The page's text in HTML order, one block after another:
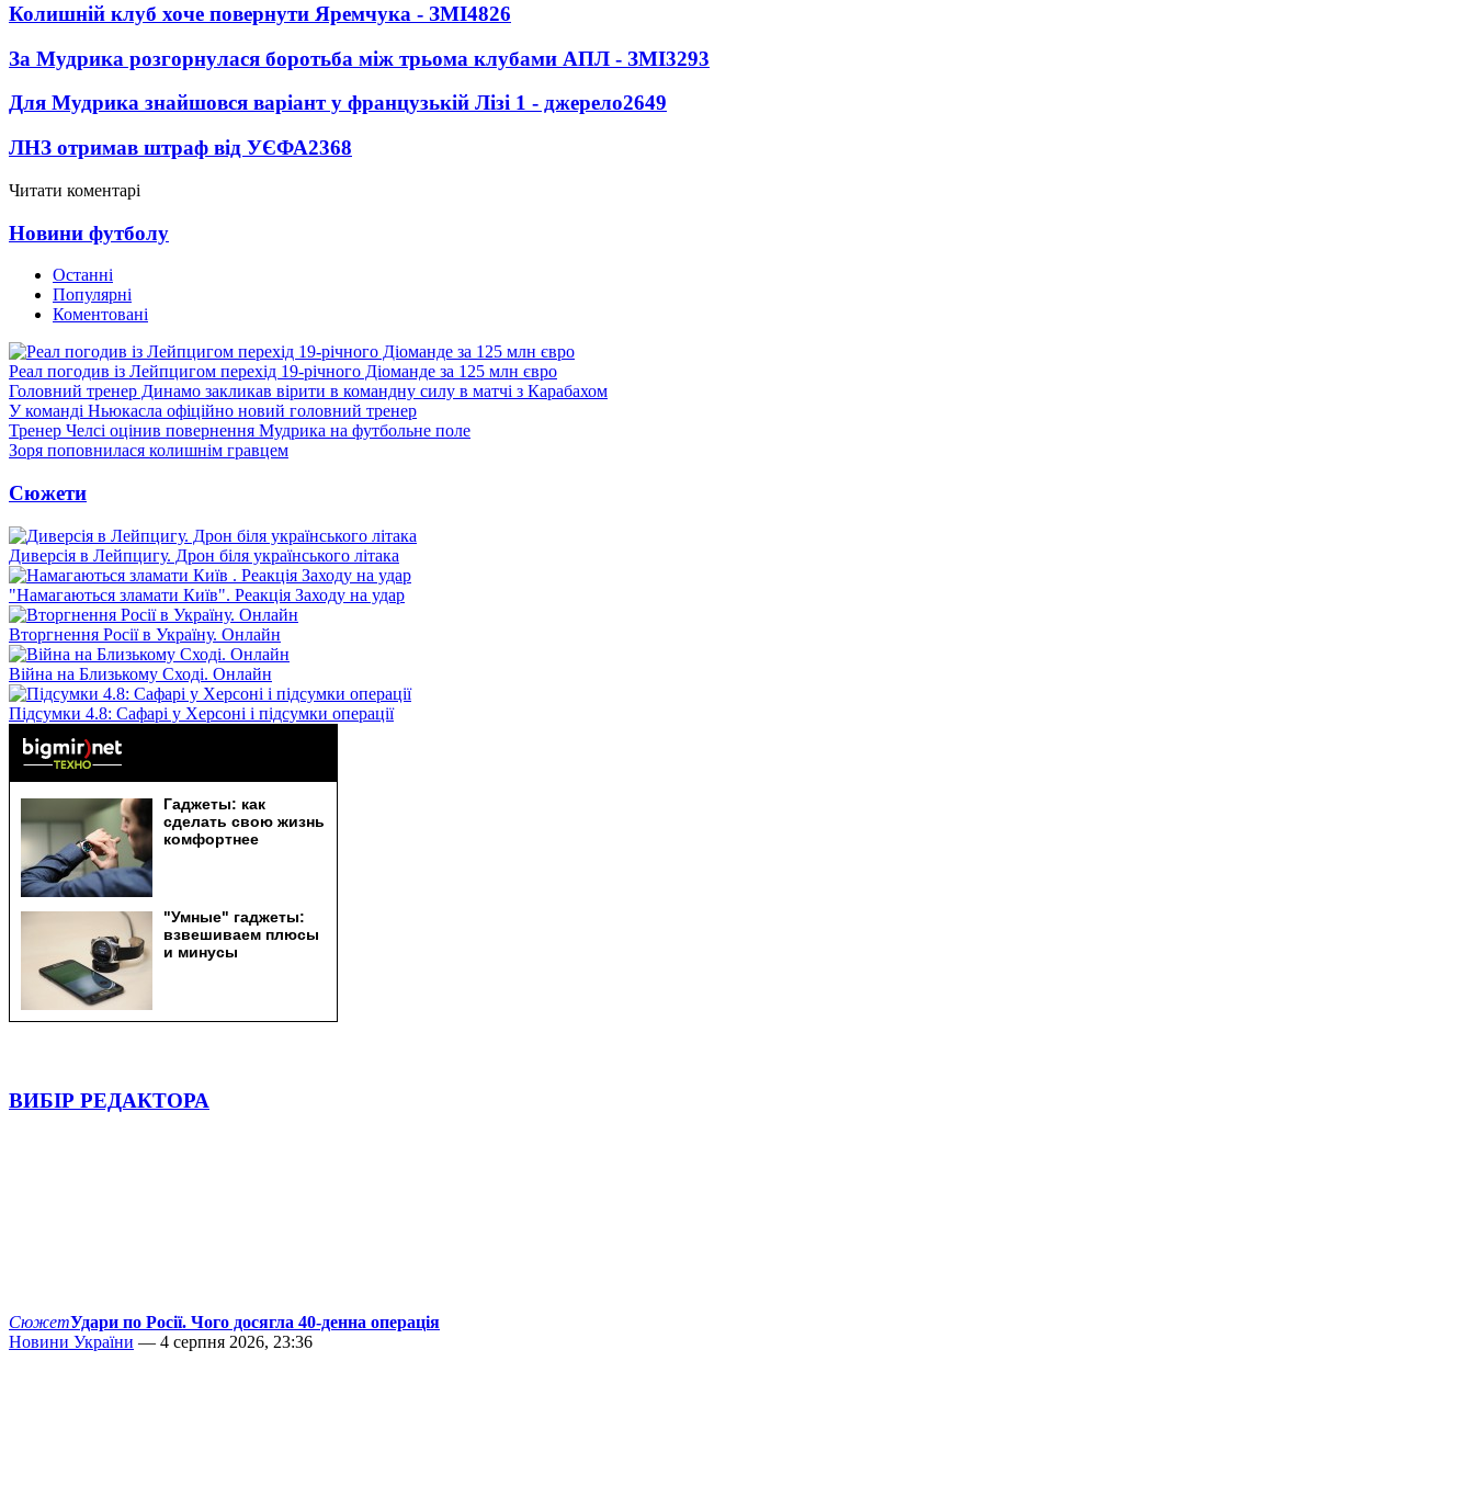
Колишній клуб хоче повернути Яремчука - ЗМІ4826
За Мудрика розгорнулася боротьба між трьома клубами АПЛ - ЗМІ3293
Для Мудрика знайшовся варіант у французькій Лізі 1 - джерело2649
ЛНЗ отримав штраф від УЄФА2368
Читати коментарі
Новини футболу
Останні
Популярні
Коментовані
Реал погодив із Лейпцигом перехід 19-річного Діоманде за 125 млн євро
Головний тренер Динамо закликав вірити в командну силу в матчі з Карабахом
У команді Ньюкасла офіційно новий головний тренер
Тренер Челсі оцінив повернення Мудрика на футбольне поле
Зоря поповнилася колишнім гравцем
Сюжети
Диверсія в Лейпцигу. Дрон біля українського літака
"Намагаються зламати Київ". Реакція Заходу на удар
Вторгнення Росії в Україну. Онлайн
Війна на Близькому Сході. Онлайн
Підсумки 4.8: Сафарі у Херсоні і підсумки операції
ВИБІР РЕДАКТОРА
СюжетУдари по Росії. Чого досягла 40-денна операція
Новини України — 4 серпня 2026, 23:36